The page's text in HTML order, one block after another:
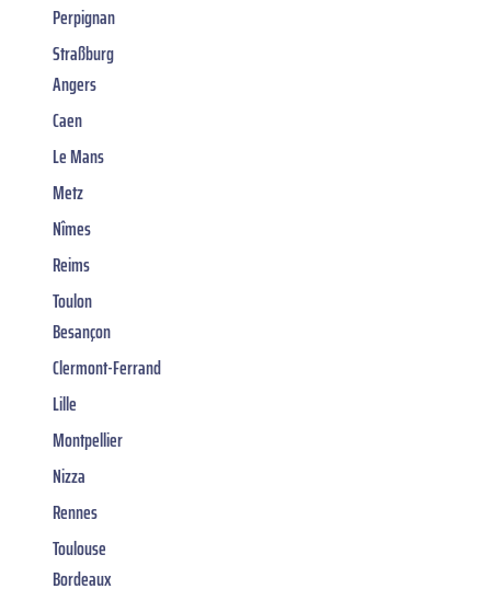
Perpignan
Straßburg
Angers
Caen
Le Mans
Metz
Nîmes
Reims
Toulon
Besançon
Clermont-Ferrand
Lille
Montpellier
Nizza
Rennes
Toulouse
Bordeaux